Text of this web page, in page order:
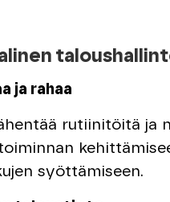
ja rahaa
rutiinitöitä ja
syöttämiseen.